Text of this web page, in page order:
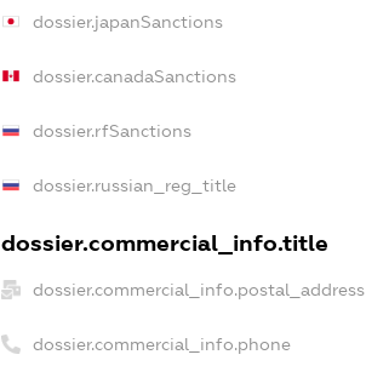
dossier.japanSanctions
dossier.canadaSanctions
dossier.rfSanctions
dossier.russian_reg_title
dossier.commercial_info.title
dossier.commercial_info.postal_address
dossier.commercial_info.phone